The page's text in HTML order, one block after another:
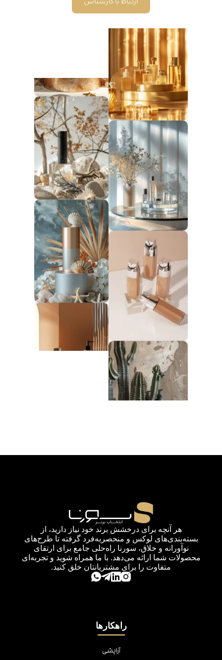
هر آنچه برای درخشش برند خود نیاز دارید، از
بسته‌بندی‌های لوکس و منحصربه‌فرد گرفته تا طرح‌های
نوآورانه و خلاق، سورنا راه‌حلی جامع برای ارتقای
محصولات شما ارائه می‌دهد. با ما همراه شوید و تجربه‌ای
متفاوت را برای مشتریانتان خلق کنید.
راهکارها
آرایشی